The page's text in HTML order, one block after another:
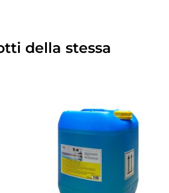
della stessa